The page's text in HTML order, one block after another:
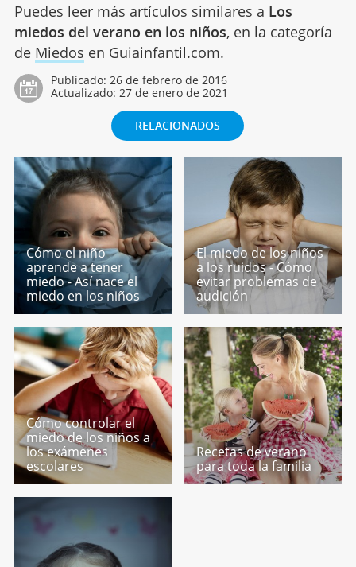
Puedes leer más artículos similares a Los
miedos del verano en los niños, en la categoría
de Miedos en Guiainfantil.com.
Publicado: 26 de febrero de 2016
Actualizado: 27 de enero de 2021
RELACIONADOS
Cómo el niño
aprende a tener
miedo - Así nace el
miedo en los niños
El miedo de los niños
a los ruidos - Cómo
evitar problemas de
audición
Cómo controlar el
miedo de los niños a
los exámenes
escolares
Recetas de verano
para toda la familia